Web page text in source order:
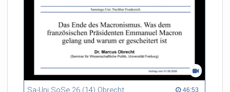
46:53
46:53 duration